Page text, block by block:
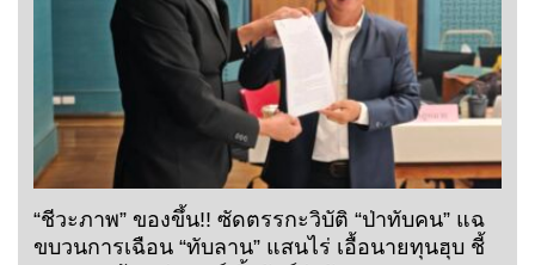
“ชีวะภาพ” ของขึ้น!! ซัดตรรกะวิบัติ “ป่าทับคน” แฉ
ขบวนการเฉือน “ทับลาน” แสนไร่ เอื้อนายทุนฮุบ ชี้